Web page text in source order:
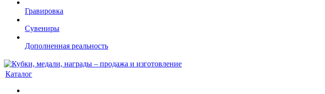
Гравировка
Сувениры
Дополненная реальность
Каталог